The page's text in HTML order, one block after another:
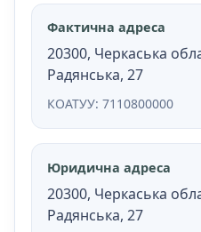
Фактична адреса
20300, Черкаська
Радянська, 27
КОАТУУ: 7110800000
Юридична адреса
20300, Черкаська
Радянська, 27